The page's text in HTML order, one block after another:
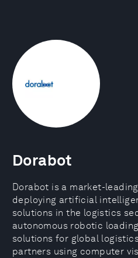
Dorabot
Dorabot is a market-
deploying artificial
solutions in the logistics
autonomous robotic
solutions for global
partners using computer